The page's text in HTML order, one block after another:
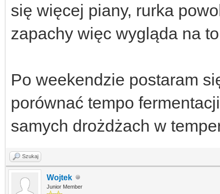
się więcej piany, rurka
zapachy więc wygląda na
Po weekendzie postaram
porównać tempo
samych drożdżach w
Szukaj
Wojtek
Junior Member